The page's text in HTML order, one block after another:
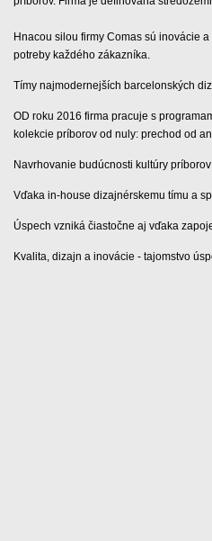
Hnacou silou firmy Comas sú inovácie
potreby každého zákazníka.
Tímy najmodernejších barcelonských
OD roku 2016 firma pracuje s
kolekcie príborov od nuly: prechod od
Navrhovanie budúcnosti kultúry
Vďaka in-house dizajnérskemu tímu a
Úspech vzniká čiastočne aj vďaka
Kvalita, dizajn a inovácie - tajomstvo